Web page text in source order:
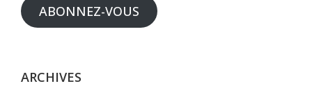
ABONNEZ-VOUS
ARCHIVES